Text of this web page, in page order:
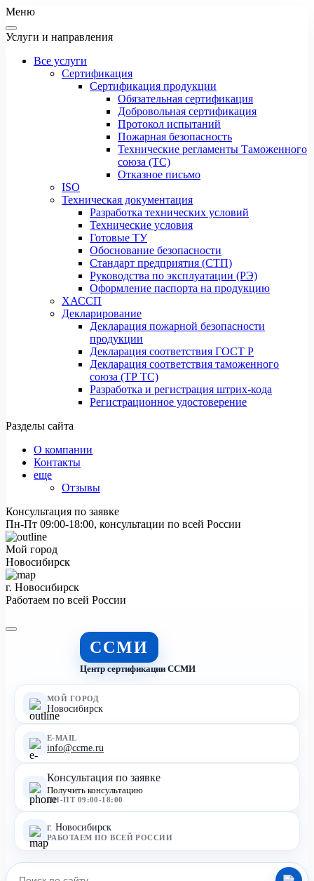
Меню
Услуги и направления
Все услуги
Сертификация
Сертификация продукции
Обязательная сертификация
Добровольная сертификация
Протокол испытаний
Пожарная безопасность
Технические регламенты Таможенного
союза (ТС)
Отказное письмо
ISO
Техническая документация
Разработка технических условий
Технические условия
Готовые ТУ
Обоснование безопасности
Стандарт предприятия (СТП)
Руководства по эксплуатации (РЭ)
Оформление паспорта на продукцию
ХАССП
Декларирование
Декларация пожарной безопасности
продукции
Декларация соответствия ГОСТ Р
Декларация соответствия таможенного
союза (ТР ТС)
Разработка и регистрация штрих-кода
Регистрационное удостоверение
Разделы сайта
О компании
Контакты
еще
Отзывы
Консультация по заявке
Пн-Пт 09:00-18:00, консультации по всей России
Мой город
Новосибирск
г. Новосибирск
Работаем по всей России
ССМИ
Центр сертификации ССМИ
МОЙ ГОРОД
Новосибирск
E-MAIL
info@ccme.ru
Консультация по заявке
Получить консультацию
ПН-ПТ 09:00-18:00
г. Новосибирск
РАБОТАЕМ ПО ВСЕЙ РОССИИ